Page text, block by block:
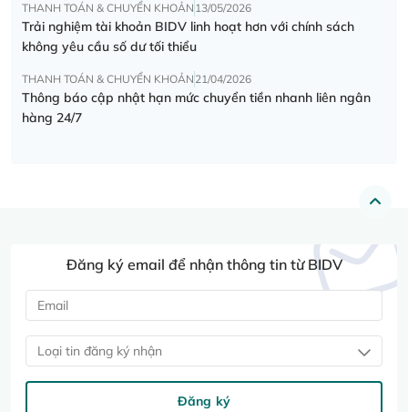
THANH TOÁN & CHUYỂN KHOẢN 13/05/2026
Trải nghiệm tài khoản BIDV linh hoạt hơn với chính sách
không yêu cầu số dư tối thiểu
THANH TOÁN & CHUYỂN KHOẢN 21/04/2026
Thông báo cập nhật hạn mức chuyển tiền nhanh liên ngân
hàng 24/7
Đăng ký email để nhận thông tin từ BIDV
Loại tin đăng ký nhận
Đăng ký